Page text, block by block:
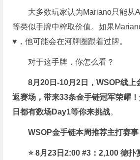
大多数玩家认为Mariano只能从
等类似手牌中榨取价值。如果
♥，他可能会在河牌圈跟着过牌。
对于这手牌，你怎么看？
8月20日-10月2日，WSOP线上
返赛场 ，带来33条金手链冠军荣耀
日都有数场Day1等你来挑战。
WSOP金手链本周推荐主打赛事
⭐ 8月23日2:00 #3：2,100 德扑